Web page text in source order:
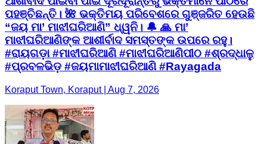
ପହଞ୍ଚିଛନ୍ତି। 🌺 ଭକ୍ତିମୟ ପରିବେଶରେ ଗୁଞ୍ଜରିତ ହେଉଛି
“ଜୟ ମା’ ମାଝୀଘରିଆଣି” ଧ୍ୱନି। 🔔 🙏 ମା’
ମାଝୀଘରିଆଣିଙ୍କ ଆଶୀର୍ବାଦ ସମସ୍ତଙ୍କ ଉପରେ ରହୁ।
#ରାୟଗଡ଼ା #ମାଝୀଘରିଆଣି #ମାଝୀଘରିଆଣିପୀଠ #ଶ୍ରଦ୍ଧାଳୁ
#ପ୍ରବଳଭିଡ଼ #ଜୟମାମାଝୀଘରିଆଣି #Rayagada
Koraput Town, Koraput | Aug 7, 2026